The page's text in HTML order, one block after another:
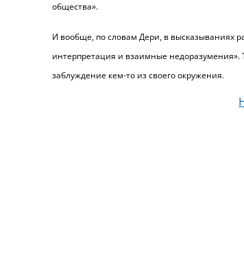
общества».
И вообще, по словам Дери, в высказываниях
интерпретация и взаимные
заблуждение кем-то из своего окружения.